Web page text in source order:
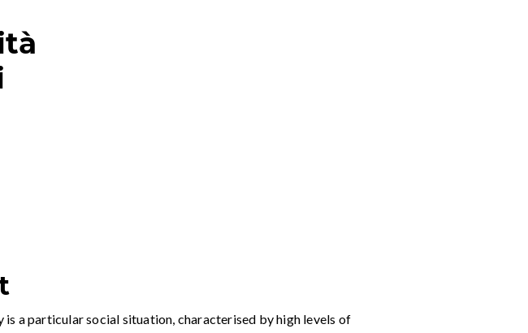
is a particular social situation, characterised by high levels of